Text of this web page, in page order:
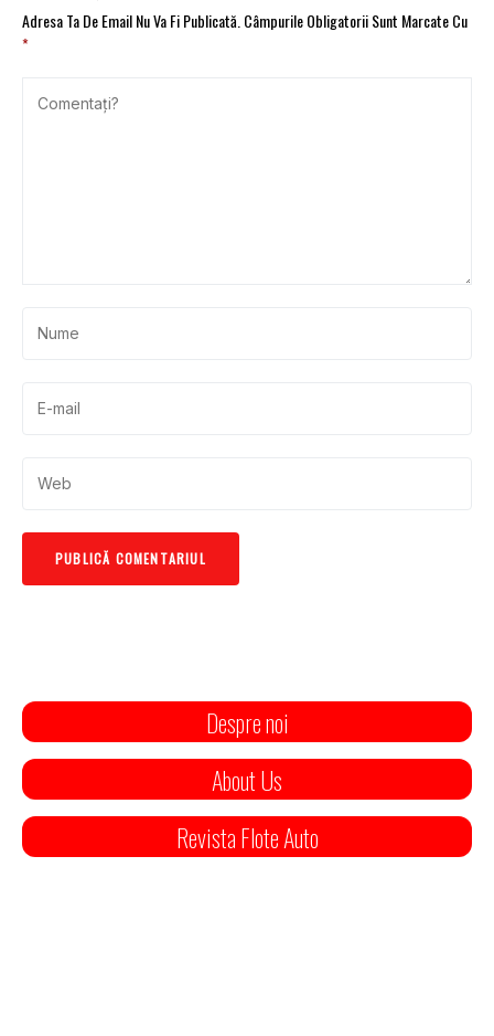
Adresa Ta De Email Nu Va Fi Publicată.Câmpurile Obligatorii Sunt Marcate Cu
*
Despre noi
About Us
Revista Flote Auto